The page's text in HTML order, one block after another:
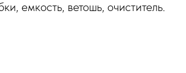
емкость, ветошь, очиститель.